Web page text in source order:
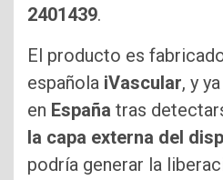
2401439.
El producto es
española iVascular, y
en España tras
la capa externa del
podría generar la